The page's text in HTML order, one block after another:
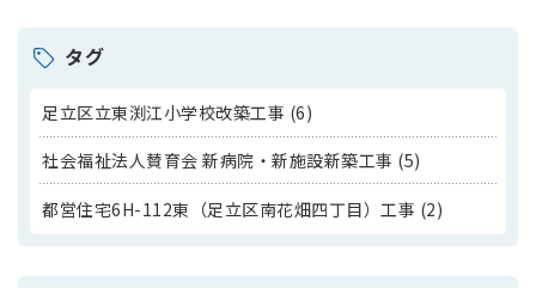
タグ
足立区立東渕江小学校改築工事 (6)
社会福祉法人賛育会 新病院・新施設新築工事 (5)
都営住宅6H-112東（足立区南花畑四丁目）工事 (2)